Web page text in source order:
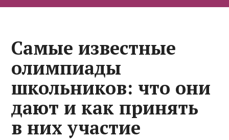
Самые известные
олимпиады
школьников: что они
дают и как принять
в них участие